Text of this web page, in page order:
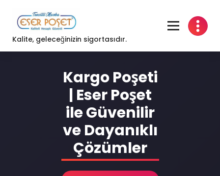
content
Kalite, geleceğinizin sigortasıdır.
Kargo Poşeti
| Eser Poşet
ile Güvenilir
ve Dayanıklı
Çözümler